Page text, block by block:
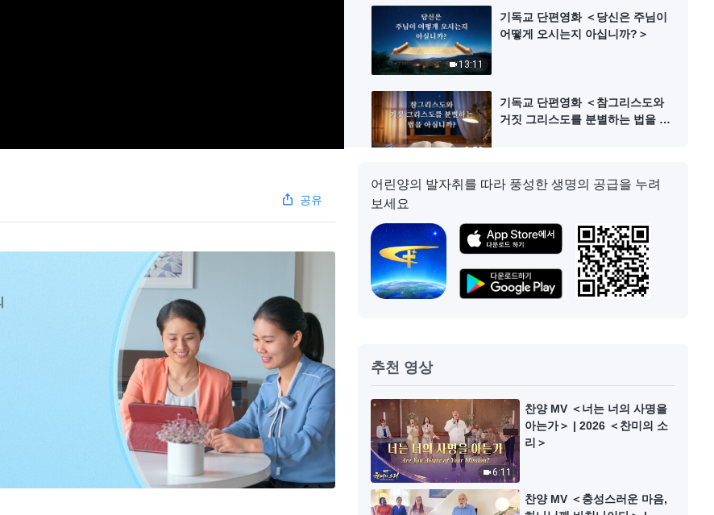
13:11
기독교 단편영화 ＜당신은 주님이
어떻게 오시는지 아십니까?＞
9:50
기독교 단편영화 ＜참그리스도와
거짓 그리스도를 분별하는 법을 아
5:46
복음 단편영화 ＜전능하신 하나님
요?＞
기독교 단편영화 ＜교황에게 순종
하는 것이 하느님께 순종하는 것일
8:56
14:00
기독교 단편영화 ＜하나님의 3단계
구원 사역을 아십니까?＞
공유
어린양의 발자취를 따라 풍성한 생명의 공급을 누려
보세요
추천 영상
6:11
찬양 MV ＜너는 너의 사명을
아는가＞ | 2026 ＜찬미의 소
리＞
찬양 MV ＜충성스러운 마음,